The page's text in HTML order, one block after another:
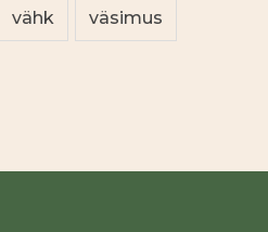
vähk väsimus